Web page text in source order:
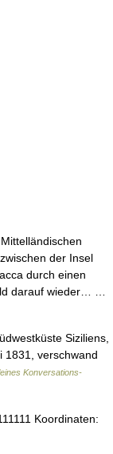
der Insel
durch einen
darauf wieder… …
Siziliens,
1831, verschwand
Konversations-
Koordinaten: